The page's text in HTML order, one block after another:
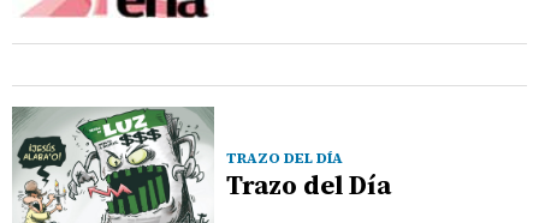
TRAZO DEL DÍA
Trazo del Día